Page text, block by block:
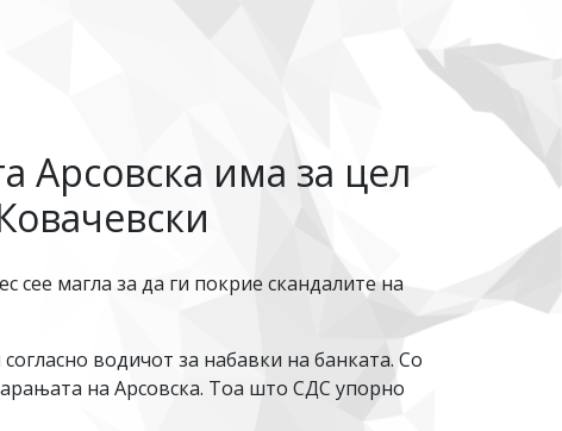
Арсовска има за цел
магла за да ги покрие скандалите на
водичот за набавки на банката. Со
на Арсовска. Тоа што СДС упорно